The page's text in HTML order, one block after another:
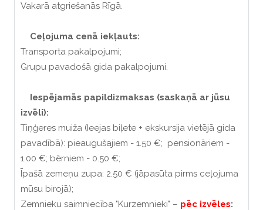
Vakarā atgriešanās Rīgā.
Ceļojuma cenā iekļauts:
Transporta pakalpojumi;
Grupu pavadošā gida pakalpojumi.
Iespējamās papildizmaksas (saskaņā ar jūsu
izvēli):
Tiņģeres muiža (Ieejas biļete + ekskursija vietējā gida
pavadībā): pieaugušajiem - 1.50 €; pensionāriem -
1.00 €; bērniem - 0.50 €;
Īpašā zemeņu zupa: 2.50 € (jāpasūta pirms ceļojuma
mūsu birojā);
Zemnieku saimniecība "Kurzemnieki" – pēc izvēles: